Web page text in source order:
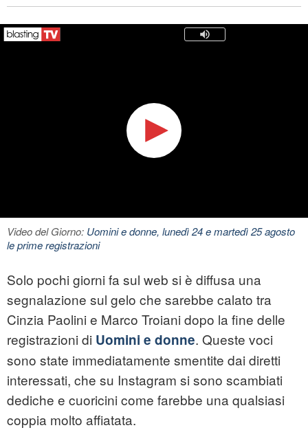
Video del Giorno: Uomini e donne, lunedì 24 e martedì 25 agosto
le prime registrazioni
Solo pochi giorni fa sul web si è diffusa una
segnalazione sul gelo che sarebbe calato tra
Cinzia Paolini e Marco Troiani dopo la fine delle
registrazioni di Uomini e donne. Queste voci
sono state immediatamente smentite dai diretti
interessati, che su Instagram si sono scambiati
dediche e cuoricini come farebbe una qualsiasi
coppia molto affiatata.